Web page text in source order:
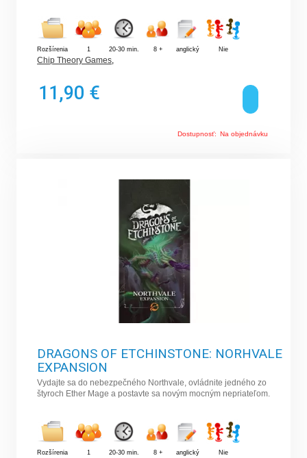
Rozšírenia 1 20-30 min. 8 + anglický Nie
Chip Theory Games
11,90 €
Dostupnosť: Na objednávku
DRAGONS OF ETCHINSTONE: NORHVALE
EXPANSION
Vydajte sa do nebezpečného Northvale, ovládnite jedného zo
štyroch Ether Mage a postavte sa novým mocným nepriateľom.
Rozšírenia 1 20-30 min. 8 + anglický Nie